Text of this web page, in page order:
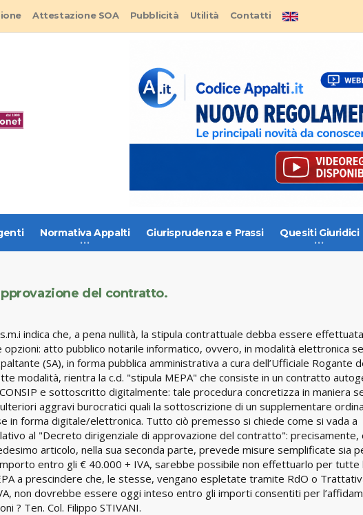
Attestazione SOA Pubblicità Utilità Contatti
Normativa Appalti Giurisprudenza e Prassi Quesiti Giuridici
del contratto.
indica che, a pena nullità, la stipula contrattuale debba essere effettuata
atto pubblico notarile informatico, ovvero, in modalità elettronica
(SA), in forma pubblica amministrativa a cura dell’Ufficiale Rogante
modalità, rientra la c.d. "stipula MEPA" che consiste in un contratto
e sottoscritto digitalmente: tale procedura concretizza in maniera
aggravi burocratici quali la sottoscrizione di un supplementare
in forma digitale/elettronica. Tutto ciò premesso si chiede come si vada a
al "Decreto dirigenziale di approvazione del contratto": precisamente,
articolo, nella sua seconda parte, prevede misure semplificate sia
entro gli € 40.000 + IVA, sarebbe possibile non effettuarlo per tutte
a prescindere che, le stesse, vengano espletate tramite RdO o
non dovrebbe essere oggi inteso entro gli importi consentiti per
? Ten. Col. Filippo STIVANI.